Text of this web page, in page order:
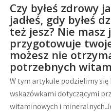
Czy byłeś zdrowy
jadłeś, gdy byłeś
też jesz? Nie
przygotowuje
możesz nie
potrzebnych
W tym artykule podzielimy
wskazówkami dotyczącymi
witaminowych i